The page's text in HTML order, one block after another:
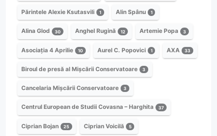
Părintele Alexie Ksutasvili 1 Alin Spânu 1
Alina Glod 30 Anghel Rugină 12 Artemie Popa 3
Asociația 4 Aprilie 10 Aurel C. Popovici 1 AXA 33
Biroul de presă al Mișcării Conservatoare 3
Cancelaria Mișcării Conservatoare 3
Centrul European de Studii Covasna – Harghita 37
Ciprian Bojan 25 Ciprian Voicilă 5